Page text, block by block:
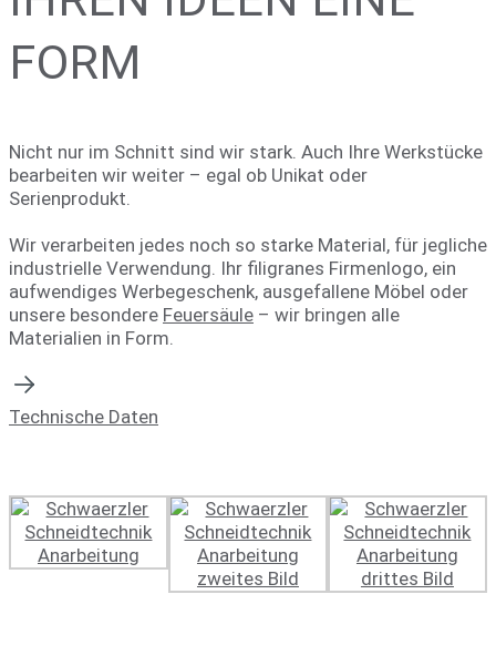
FORM
Nicht nur im Schnitt sind wir stark. Auch Ihre Werkstücke
bearbeiten wir weiter – egal ob Unikat oder
Serienprodukt.
Wir verarbeiten jedes noch so starke Material, für jegliche
industrielle Verwendung. Ihr filigranes Firmenlogo, ein
aufwendiges Werbegeschenk, ausgefallene Möbel oder
unsere besondere Feuersäule – wir bringen alle
Materialien in Form.
Technische Daten